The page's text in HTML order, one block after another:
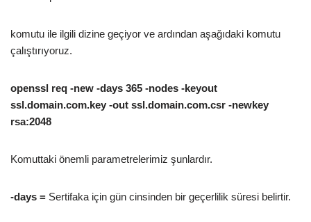
komutu ile ilgili dizine geçiyor ve ardından aşağıdaki komutu
çalıştırıyoruz.
openssl req -new -days 365 -nodes -keyout
ssl.domain.com.key -out ssl.domain.com.csr -newkey
rsa:2048
Komuttaki önemli parametrelerimiz şunlardır.
-days = Sertifaka için gün cinsinden bir geçerlilik süresi belirtir.